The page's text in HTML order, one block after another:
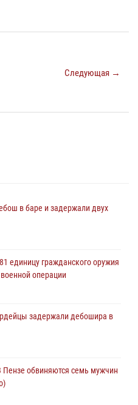
Следующая →
в баре и задержали двух
единицу гражданского оружия
операции
задержали дебошира в
обвиняются семь мужчин